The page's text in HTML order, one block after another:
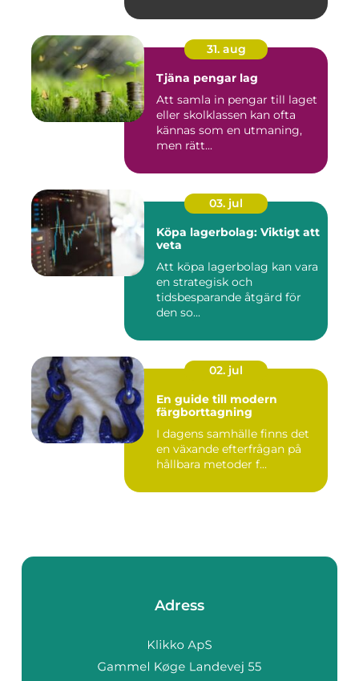
31. aug
Tjäna pengar lag
Att samla in pengar till laget
eller skolklassen kan ofta
kännas som en utmaning,
men rätt...
03. jul
Köpa lagerbolag: Viktigt att
veta
Att köpa lagerbolag kan vara
en strategisk och
tidsbesparande åtgärd för
den so...
02. jul
En guide till modern
färgborttagning
I dagens samhälle finns det
en växande efterfrågan på
hållbara metoder f...
Adress